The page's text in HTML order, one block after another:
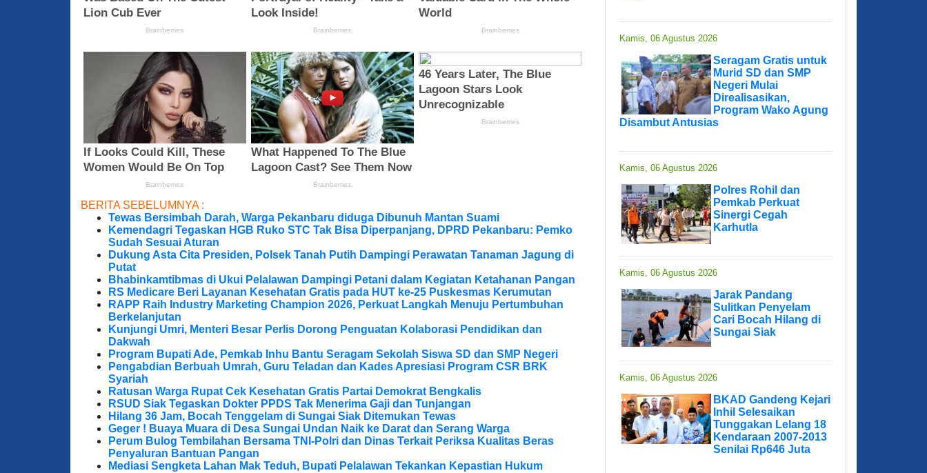
BERITA SEBELUMNYA :
Tewas Bersimbah Darah, Warga Pekanbaru diduga Dibunuh Mantan Suami
Kemendagri Tegaskan HGB Ruko STC Tak Bisa Diperpanjang, DPRD Pekanbaru: Pemko
Sudah Sesuai Aturan
Dukung Asta Cita Presiden, Polsek Tanah Putih Dampingi Perawatan Tanaman Jagung di
Putat
Bhabinkamtibmas di Ukui Pelalawan Dampingi Petani dalam Kegiatan Ketahanan Pangan
RS Medicare Beri Layanan Kesehatan Gratis pada HUT ke-25 Puskesmas Kerumutan
RAPP Raih Industry Marketing Champion 2026, Perkuat Langkah Menuju Pertumbuhan
Berkelanjutan
Kunjungi Umri, Menteri Besar Perlis Dorong Penguatan Kolaborasi Pendidikan dan
Dakwah
Program Bupati Ade, Pemkab Inhu Bantu Seragam Sekolah Siswa SD dan SMP Negeri
Pengabdian Berbuah Umrah, Guru Teladan dan Kades Apresiasi Program CSR BRK
Syariah
Ratusan Warga Rupat Cek Kesehatan Gratis Partai Demokrat Bengkalis
RSUD Siak Tegaskan Dokter PPDS Tak Menerima Gaji dan Tunjangan
Hilang 36 Jam, Bocah Tenggelam di Sungai Siak Ditemukan Tewas
Geger ! Buaya Muara di Desa Sungai Undan Naik ke Darat dan Serang Warga
Perum Bulog Tembilahan Bersama TNI-Polri dan Dinas Terkait Periksa Kualitas Beras
Penyaluran Bantuan Pangan
Mediasi Sengketa Lahan Mak Teduh, Bupati Pelalawan Tekankan Kepastian Hukum
Kamis, 06 Agustus 2026
Seragam Gratis untuk
Murid SD dan SMP
Negeri Mulai
Direalisasikan,
Program Wako Agung
Disambut Antusias
Kamis, 06 Agustus 2026
Polres Rohil dan
Pemkab Perkuat
Sinergi Cegah
Karhutla
Kamis, 06 Agustus 2026
Jarak Pandang
Sulitkan Penyelam
Cari Bocah Hilang di
Sungai Siak
Kamis, 06 Agustus 2026
BKAD Gandeng Kejari
Inhil Selesaikan
Tunggakan Lelang 18
Kendaraan 2007-2013
Senilai Rp646 Juta